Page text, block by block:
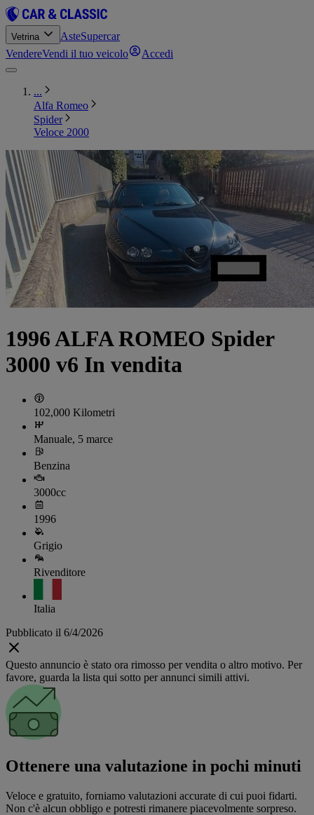
Vetrina AsteSupercar
VendereVendi il tuo veicolo Accedi
...
Alfa Romeo
Spider
Veloce 2000
1996 ALFA ROMEO Spider
3000 v6 In vendita
102,000 Kilometri
Manuale, 5 marce
Benzina
3000cc
1996
Grigio
Rivenditore
Italia
Pubblicato il 6/4/2026
Questo annuncio è stato ora rimosso per vendita o altro motivo. Per
favore, guarda la lista qui sotto per annunci simili attivi.
Ottenere una valutazione in pochi minuti
Veloce e gratuito, forniamo valutazioni accurate di cui puoi fidarti.
Non c'è alcun obbligo e potresti rimanere piacevolmente sorpreso.